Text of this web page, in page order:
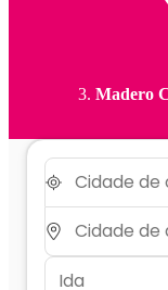
Madero